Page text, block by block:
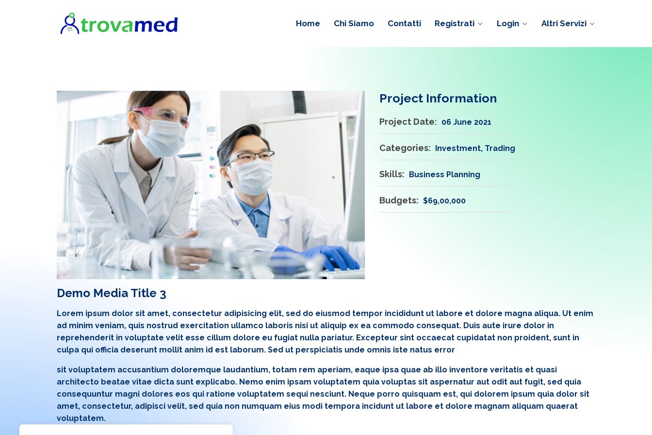
Home Chi Siamo Contatti Registrati Login Altri Servizi
Project Information
Project Date: 06 June 2021
Categories: Investment, Trading
Skills: Business Planning
Budgets: $69,00,000
Demo Media Title 3
Lorem ipsum dolor sit amet, consectetur adipisicing elit, sed do eiusmod tempor incididunt ut labore et dolore magna aliqua. Ut enim
ad minim veniam, quis nostrud exercitation ullamco laboris nisi ut aliquip ex ea commodo consequat. Duis aute irure dolor in
reprehenderit in voluptate velit esse cillum dolore eu fugiat nulla pariatur. Excepteur sint occaecat cupidatat non proident, sunt in
culpa qui officia deserunt mollit anim id est laborum. Sed ut perspiciatis unde omnis iste natus error
sit voluptatem accusantium doloremque laudantium, totam rem aperiam, eaque ipsa quae ab illo inventore veritatis et quasi
architecto beatae vitae dicta sunt explicabo. Nemo enim ipsam voluptatem quia voluptas sit aspernatur aut odit aut fugit, sed quia
consequuntur magni dolores eos qui ratione voluptatem sequi nesciunt. Neque porro quisquam est, qui dolorem ipsum quia dolor sit
amet, consectetur, adipisci velit, sed quia non numquam eius modi tempora incidunt ut labore et dolore magnam aliquam quaerat
voluptatem.